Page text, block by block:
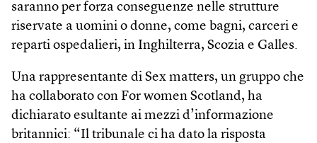
saranno per forza conseguenze nelle strutture
riservate a uomini o donne, come bagni, carceri e
reparti ospedalieri, in Inghilterra, Scozia e Galles.
Una rappresentante di Sex matters, un gruppo che
ha collaborato con For women Scotland, ha
dichiarato esultante ai mezzi d’informazione
britannici: “Il tribunale ci ha dato la risposta